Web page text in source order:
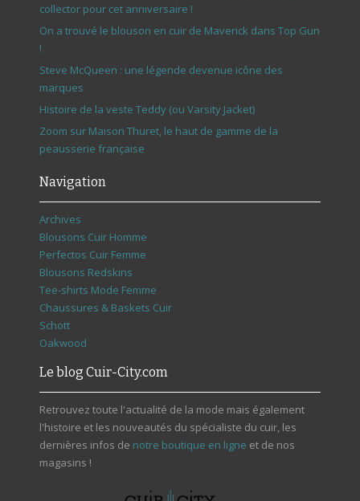
collector pour cet anniversaire !
On a trouvé le blouson en cuir de Maverick dans Top Gun
!
Steve McQueen : une légende devenue icône des
marques
Histoire de la veste Teddy (ou Varsity Jacket)
Zoom sur Maison Thuret, le haut de gamme de la
peausserie française
Navigation
Archives
Blousons Cuir Homme
Perfectos Cuir Femme
Blousons Redskins
Tee-shirts Mode Femme
Chaussures & Baskets Cuir
Schott
Oakwood
Le blog Cuir-City.com
Retrouvez toute l'actualité de la mode mais également
l'histoire et les nouveautés du spécialiste du cuir, les
dernières infos de notre boutique en ligne et de nos
magasins !